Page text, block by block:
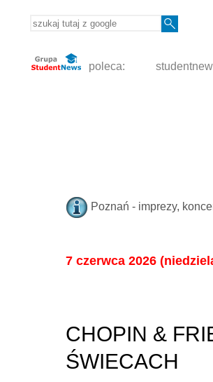
poleca:
Poznań - imprezy,
7 czerwca 2026
CHOPIN &
ŚWIECACH